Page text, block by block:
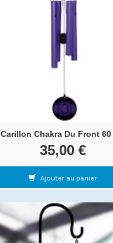
Carillon Chakra Du Front 60
35,00 €
Ajouter au panier